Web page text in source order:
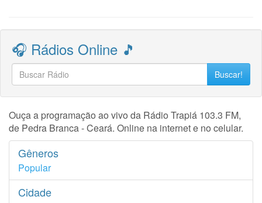
🎧 Rádios Online 🎵
Buscar!
Ouça a programação ao vivo da Rádio Trapiá 103.3 FM,
de Pedra Branca - Ceará. Online na internet e no celular.
Gêneros
Popular
Cidade